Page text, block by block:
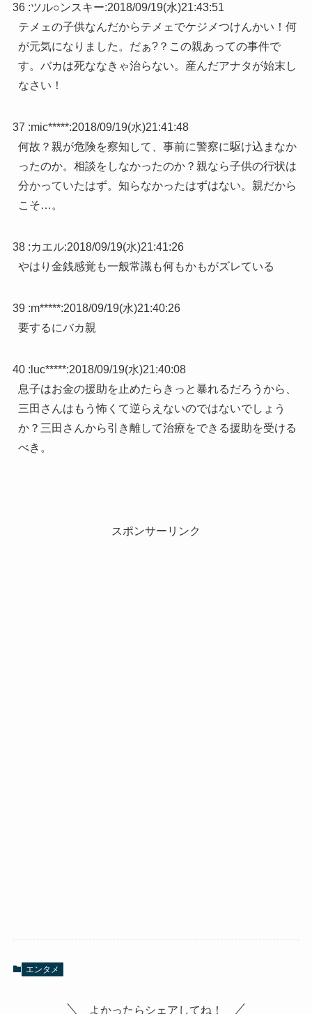
36 :ツル○ンスキー:2018/09/19(水)21:43:51
テメェの子供なんだからテメェでケジメつけんかい！何
が元気になりました。だぁ?？この親あっての事件で
す。バカは死ななきゃ治らない。産んだアナタが始末し
なさい！
37 :mic*****:2018/09/19(水)21:41:48
何故？親が危険を察知して、事前に警察に駆け込まなか
ったのか。相談をしなかったのか？親なら子供の行状は
分かっていたはず。知らなかったはずはない。親だから
こそ…。
38 :カエル:2018/09/19(水)21:41:26
やはり金銭感覚も一般常識も何もかもがズレている
39 :m*****:2018/09/19(水)21:40:26
要するにバカ親
40 : luc*****:2018/09/19(水)21:40:08
息子はお金の援助を止めたらきっと暴れるだろうから、
三田さんはもう怖くて逆らえないのではないでしょう
か？三田さんから引き離して治療をできる援助を受ける
べき。
スポンサーリンク
エンタメ
よかったらシェアしてね！